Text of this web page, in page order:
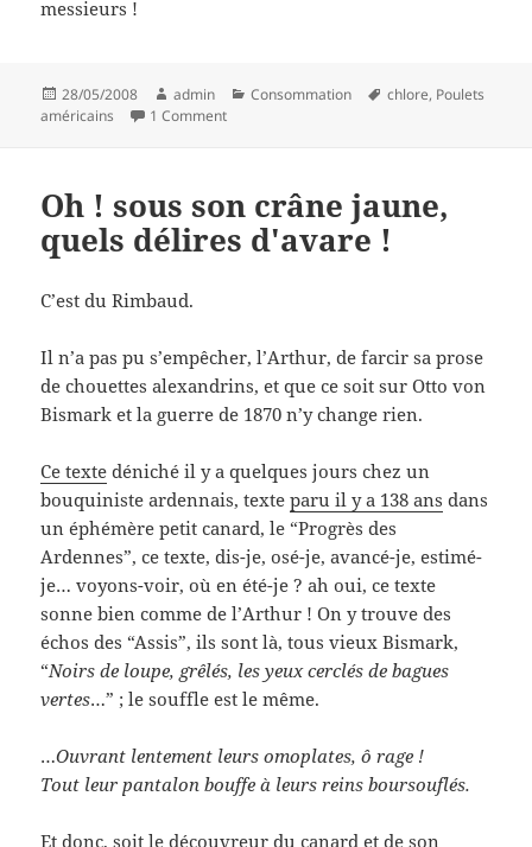
messieurs !
Posted
on
28/05/2008 Author
admin Categories
Consommation Tags
chlore, Poulets
américains
1 Commenton Dioxide de chlore en barbouille
Oh ! sous son crâne jaune,
quels délires d'avare !
C’est du Rimbaud.
Il n’a pas pu s’empêcher, l’Arthur, de farcir sa prose
de chouettes alexandrins, et que ce soit sur Otto von
Bismark et la guerre de 1870 n’y change rien.
Ce texte déniché il y a quelques jours chez un
bouquiniste ardennais, texteparu il y a 138 ans dans
un éphémère petit canard, le “Progrès des
Ardennes”, ce texte, dis-je, osé-je, avancé-je, estimé-
je… voyons-voir, où en été-je ? ah oui, ce texte
sonne bien comme de l’Arthur ! On y trouve des
échos des “Assis”, ils sont là, tous vieux Bismark,
“Noirs de loupe, grêlés, les yeux cerclés de bagues
vertes…” ; le souffle est le même.
…Ouvrant lentement leurs omoplates, ô rage !
Tout leur pantalon bouffe à leurs reins boursouflés.
Et donc, soit le découvreur du canard et de son